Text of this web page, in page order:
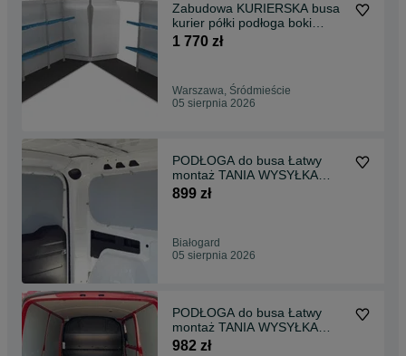
Zabudowa KURIERSKA busa
kurier półki podłoga boki
WSZYSTKIE AUTA
1 770 zł
Warszawa, Śródmieście
05 sierpnia 2026
PODŁOGA do busa Łatwy
montaż TANIA WYSYŁKA
Zabudowa Busa Courier !!
899 zł
Białogard
05 sierpnia 2026
PODŁOGA do busa Łatwy
montaż TANIA WYSYŁKA
Zabudowa Busa T6 L2 !!
982 zł